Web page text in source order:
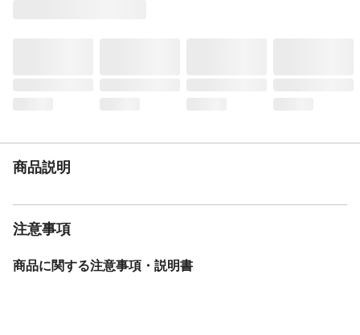
使用可能な素材
コンクリート・セメント・モルタル
重量
塗り面積
9平方メートル～11平方メートル
商品説明
注意事項
商品に関する注意事項・説明書